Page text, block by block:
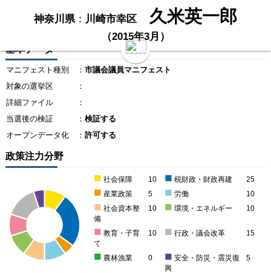
神奈川県： 川崎市幸区 久米英一郎
（2015年3月）
基本データ
マニフェスト種別 ： 市議会議員マニフェスト
対象の選挙区
：
詳細ファイル
：
当選後の検証
： 検証する
オープンデータ化
： 許可する
政策注力分野
■ 社会保障 10 ■ 税財政・財政再建 25
■ 産業政策 5 ■ 労働 10
■ 社会資本整
備
10 ■ 環境・エネルギー 10
■ 教育・子育
て
10 ■ 行政・議会改革 15
■ 農林漁業 0 ■ 安全・防災・震災復
興
5